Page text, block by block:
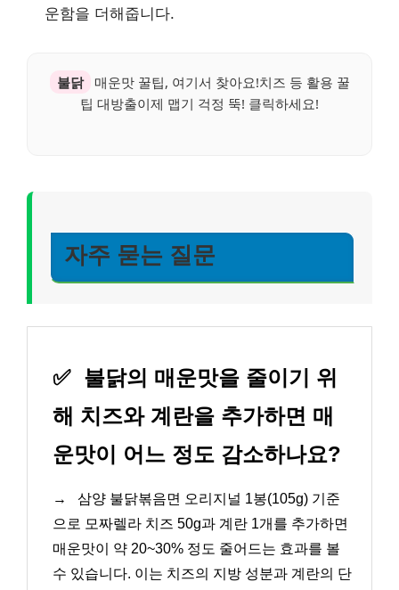
운함을 더해줍니다.
불닭
매운맛 꿀팁, 여기서 찾아요!치즈 등 활용 꿀
팁 대방출이제 맵기 걱정 뚝! 클릭하세요!
자주 묻는 질문
✅ 불닭의 매운맛을 줄이기 위
해 치즈와 계란을 추가하면 매
운맛이 어느 정도 감소하나요?
→
삼양 불닭볶음면 오리지널 1봉(105g) 기준
으로 모짜렐라 치즈 50g과 계란 1개를 추가하면
매운맛이 약 20~30% 정도 줄어드는 효과를 볼
수 있습니다. 이는 치즈의 지방 성분과 계란의 단